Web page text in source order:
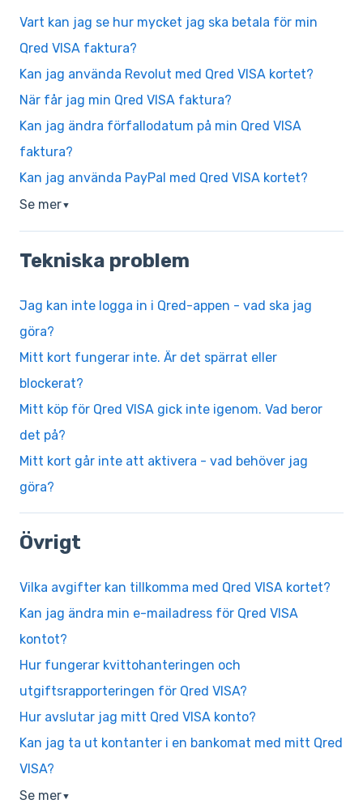
Vart kan jag se hur mycket jag ska betala för min
Qred VISA faktura?
Kan jag använda Revolut med Qred VISA kortet?
När får jag min Qred VISA faktura?
Kan jag ändra förfallodatum på min Qred VISA
faktura?
Kan jag använda PayPal med Qred VISA kortet?
Se mer▼
Tekniska problem
Jag kan inte logga in i Qred-appen - vad ska jag
göra?
Mitt kort fungerar inte. Är det spärrat eller
blockerat?
Mitt köp för Qred VISA gick inte igenom. Vad beror
det på?
Mitt kort går inte att aktivera - vad behöver jag
göra?
Övrigt
Vilka avgifter kan tillkomma med Qred VISA kortet?
Kan jag ändra min e-mailadress för Qred VISA
kontot?
Hur fungerar kvittohanteringen och
utgiftsrapporteringen för Qred VISA?
Hur avslutar jag mitt Qred VISA konto?
Kan jag ta ut kontanter i en bankomat med mitt Qred
VISA?
Se mer▼